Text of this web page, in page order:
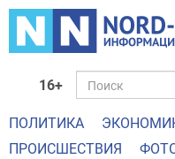
16+
ПОЛИТИКА
ПРОИСШЕСТВИЯ